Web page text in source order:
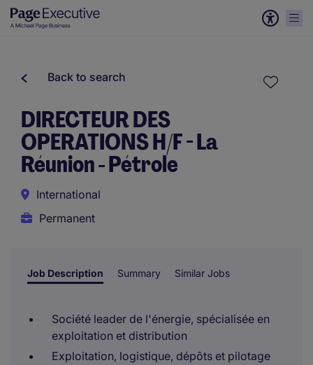
Back to search
DIRECTEUR DES
OPERATIONS H/F - La
Réunion - Pétrole
International
Permanent
Job Description Summary Similar Jobs
Société leader de l'énergie, spécialisée en
exploitation et distribution
Exploitation, logistique, dépôts et pilotage